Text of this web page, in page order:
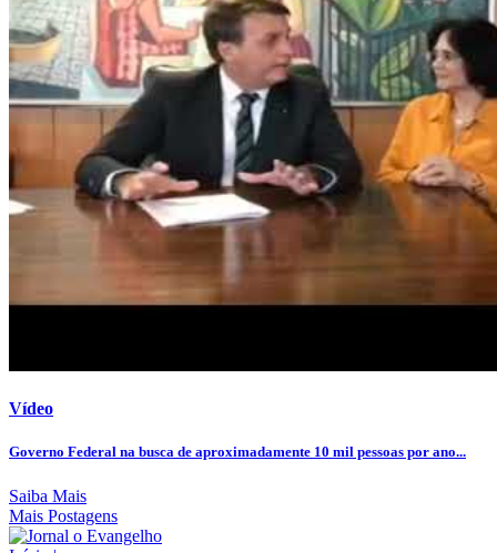
Vídeo
Governo Federal na busca de aproximadamente 10 mil pessoas por ano...
Saiba Mais
Mais Postagens